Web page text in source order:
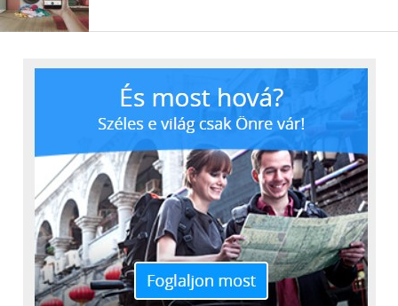
a készüléknek, akkor
hogy alapvetően fehér
szín a legelterjedtebb”
– mutatott rá a szakértő.
A légcsatornás és kazettás
kílmaberendezések jelentik a
legdiszkrétebb megoldást
Ha légkondicionáló vásárlásra kerül a sor, a